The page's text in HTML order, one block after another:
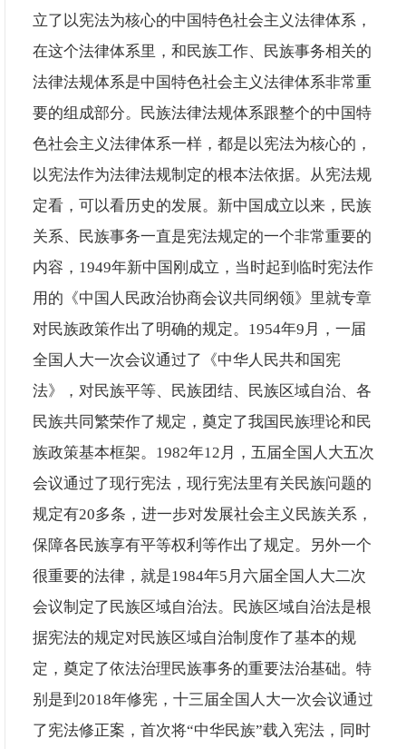
立了以宪法为核心的中国特色社会主义法律体系，
在这个法律体系里，和民族工作、民族事务相关的
法律法规体系是中国特色社会主义法律体系非常重
要的组成部分。民族法律法规体系跟整个的中国特
色社会主义法律体系一样，都是以宪法为核心的，
以宪法作为法律法规制定的根本法依据。从宪法规
定看，可以看历史的发展。新中国成立以来，民族
关系、民族事务一直是宪法规定的一个非常重要的
内容， 1949年新中国刚成立，当时起到临时宪法作
用的《中国人民政治协商会议共同纲领》里就专章
对民族政策作出了明确的规定。1954年9月，一届
全国人大一次会议通过了《中华人民共和国宪
法》，对民族平等、民族团结、民族区域自治、各
民族共同繁荣作了规定，奠定了我国民族理论和民
族政策基本框架。1982年12月，五届全国人大五次
会议通过了现行宪法，现行宪法里有关民族问题的
规定有20多条，进一步对发展社会主义民族关系，
保障各民族享有平等权利等作出了规定。另外一个
很重要的法律，就是1984年5月六届全国人大二次
会议制定了民族区域自治法。民族区域自治法是根
据宪法的规定对民族区域自治制度作了基本的规
定，奠定了依法治理民族事务的重要法治基础。特
别是到2018年修宪，十三届全国人大一次会议通过
了宪法修正案，首次将“中华民族”载入宪法，同时